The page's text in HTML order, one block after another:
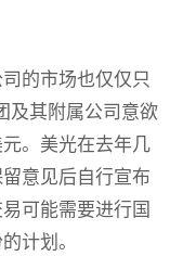
的市场也仅仅只
及其附属公司意欲
。美光在去年几
意见后自行宣布
可能需要进行国
计划。